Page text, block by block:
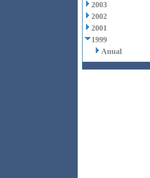
2003
2002
2001
1999
Anual